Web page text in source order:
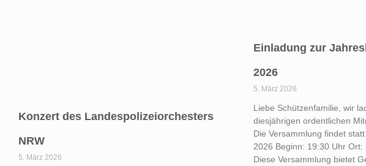
Konzert des Landespolizeiorchesters
NRW
5. März 2026
Einladung zur
2026
5. März 2026
Liebe Schützenfamilie, wir
diesjährigen ordentlichen
Die Versammlung findet
2026 Beginn: 19:30 Uhr
Diese Versammlung bietet